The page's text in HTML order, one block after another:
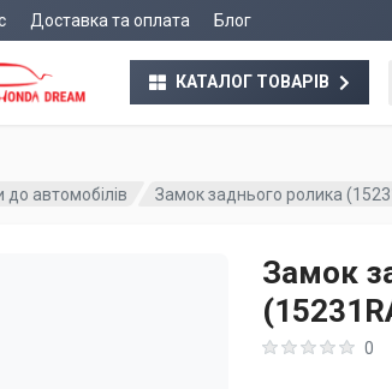
Доставка та оплата Блог
КАТАЛОГ ТОВАРІВ
до автомобілів Замок заднього ролика
Замок
0